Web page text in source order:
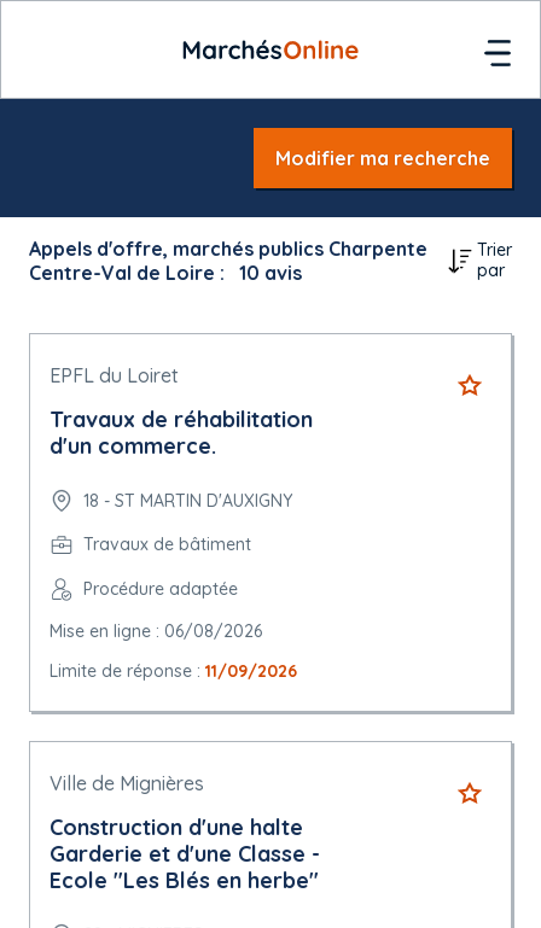
Modifier ma recherche
Appels d'offre, marchés publics Charpente
Centre-Val de Loire :
10 avis
Trier
par
EPFL du Loiret
Travaux de réhabilitation
d'un commerce.
18 - ST MARTIN D'AUXIGNY
Travaux de bâtiment
Procédure adaptée
Mise en ligne : 06/08/2026
Limite de réponse : 11/09/2026
Ville de Mignières
Construction d'une halte
Garderie et d'une Classe -
Ecole "Les Blés en herbe"